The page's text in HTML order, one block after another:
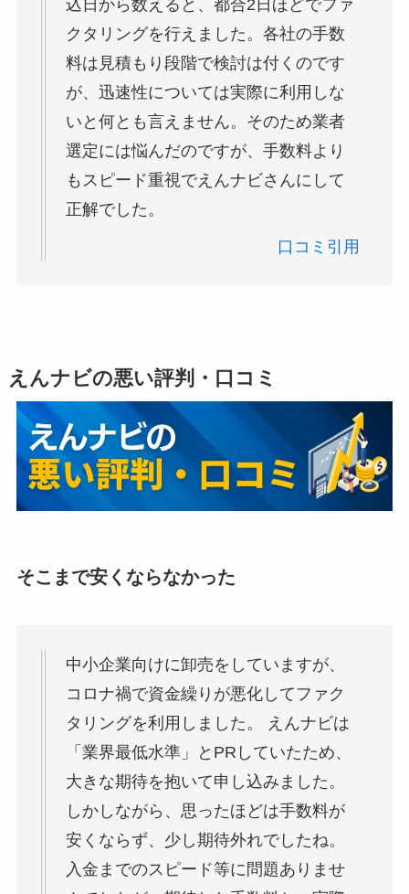
込日から数えると、都合2日ほどでファ
クタリングを行えました。各社の手数
料は見積もり段階で検討は付くのです
が、迅速性については実際に利用しな
いと何とも言えません。そのため業者
選定には悩んだのですが、手数料より
もスピード重視でえんナビさんにして
正解でした。
口コミ引用
えんナビの悪い評判・口コミ
そこまで安くならなかった
中小企業向けに卸売をしていますが、
コロナ禍で資金繰りが悪化してファク
タリングを利用しました。 えんナビは
「業界最低水準」とPRしていたため、
大きな期待を抱いて申し込みました。
しかしながら、思ったほどは手数料が
安くならず、少し期待外れでしたね。
入金までのスピード等に問題ありませ